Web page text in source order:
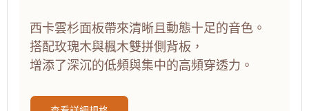
西卡雲杉面板帶來清晰且動態十足的音色。
搭配玫瑰木與楓木雙拼側背板，
增添了深沉的低頻與集中的高頻穿透力。